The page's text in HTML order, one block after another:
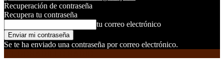
Recuperación de contraseña
Recupera tu contraseña
tu correo electrónico
Se te ha enviado una contraseña por correo electrónico.